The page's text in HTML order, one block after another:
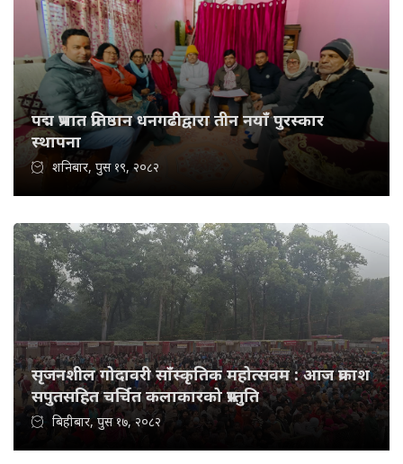
पद्म प्रभात प्रतिष्ठान धनगढीद्वारा तीन नयाँ पुरस्कार
स्थापना
शनिबार, पुस १९, २०८२
सृजनशील गोदावरी साँस्कृतिक महोत्सवम : आज प्रकाश
सपुतसहित चर्चित कलाकारको प्रस्तुति
बिहीबार, पुस १७, २०८२